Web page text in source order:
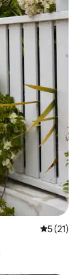
Середня
5 (21)